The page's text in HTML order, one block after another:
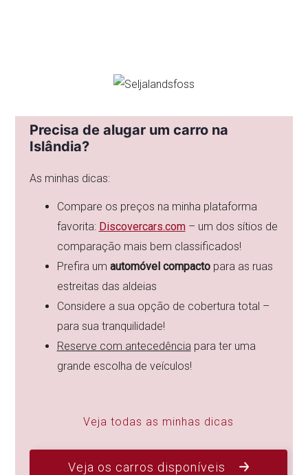
Precisa de alugar um carro na
Islândia?
As minhas dicas:
Compare os preços na minha plataforma
favorita: Discovercars.com – um dos sítios de
comparação mais bem classificados!
Prefira um automóvel compactopara as ruas
estreitas das aldeias
Considere a sua opção de cobertura total –
para sua tranquilidade!
Reserve com antecedênciapara ter uma
grande escolha de veículos!
Veja todas as minhas dicas
Veja os carros disponíveis